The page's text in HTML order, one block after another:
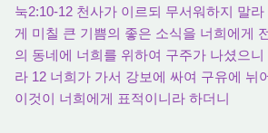
눅2:10-12 천사가 이르되 무서워하지 말
게 미칠 큰 기쁨의 좋은 소식을 너희에게
의 동네에 너희를 위하여 구주가 나셨으
라 12 너희가 가서 강보에 싸여 구유에 뉘
이것이 너희에게 표적이니라 하더니